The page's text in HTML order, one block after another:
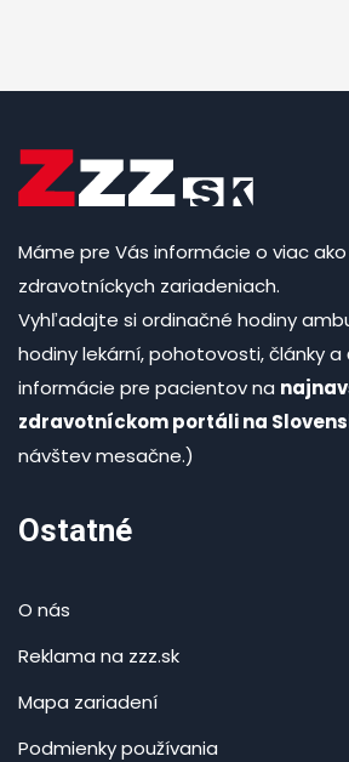
Máme pre Vás informácie o viac ako
zdravotníckych zariadeniach.
Vyhľadajte si ordinačné hodiny
hodiny lekární, pohotovosti, články
informácie pre pacientov na
zdravotníckom portáli na
návštev mesačne.)
Ostatné
O nás
Reklama na zzz.sk
Mapa zariadení
Podmienky používania